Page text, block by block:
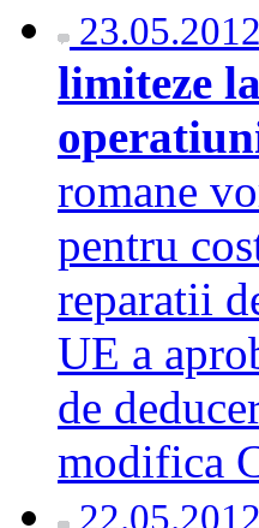
23.05.2012
limiteze
romane
pentru
reparatii
UE a
de
modifica
22.05.2012